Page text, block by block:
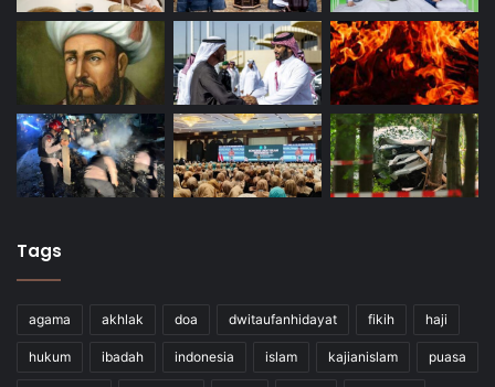
Tags
agama akhlak doa dwitaufanhidayat fikih haji
hukum ibadah indonesia islam kajianislam puasa